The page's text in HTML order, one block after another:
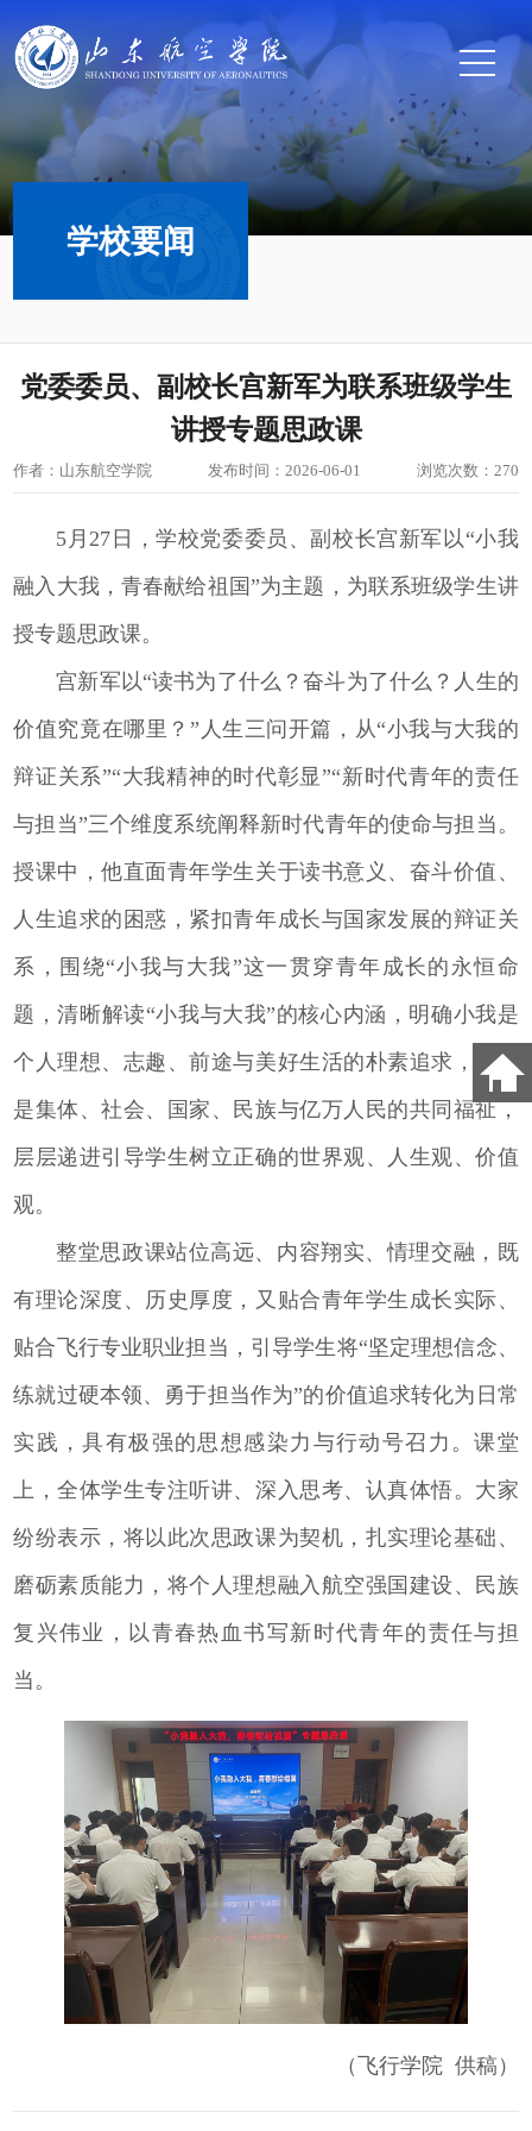
学校要闻
党委委员、副校长宫新军为联系班级学生
讲授专题思政课
作者：山东航空学院 发布时间：2026-06-01 浏览次数： 270
5月27日，学校党委委员、副校长宫新军以“小我
融入大我，青春献给祖国”为主题，为联系班级学生讲
授专题思政课。
宫新军以“读书为了什么？奋斗为了什么？人生的
价值究竟在哪里？”人生三问开篇，从“小我与大我的
辩证关系”“大我精神的时代彰显”“新时代青年的责任
与担当”三个维度系统阐释新时代青年的使命与担当。
授课中，他直面青年学生关于读书意义、奋斗价值、
人生追求的困惑，紧扣青年成长与国家发展的辩证关
系，围绕“小我与大我”这一贯穿青年成长的永恒命
题，清晰解读“小我与大我”的核心内涵，明确小我是
个人理想、志趣、前途与美好生活的朴素追求，大我
是集体、社会、国家、民族与亿万人民的共同福祉，
层层递进引导学生树立正确的世界观、人生观、价值
观。
整堂思政课站位高远、内容翔实、情理交融，既
有理论深度、历史厚度，又贴合青年学生成长实际、
贴合飞行专业职业担当，引导学生将“坚定理想信念、
练就过硬本领、勇于担当作为”的价值追求转化为日常
实践，具有极强的思想感染力与行动号召力。课堂
上，全体学生专注听讲、深入思考、认真体悟。大家
纷纷表示，将以此次思政课为契机，扎实理论基础、
磨砺素质能力，将个人理想融入航空强国建设、民族
复兴伟业，以青春热血书写新时代青年的责任与担
当。
（飞行学院 供稿）